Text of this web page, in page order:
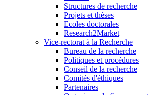
Structures de recherche
Projets et thèses
Ecoles doctorales
Research2Market
Vice-rectorat à la Recherche
Bureau de la recherche
Politiques et procédures
Conseil de la recherche
Comités d'éthiques
Partenaires